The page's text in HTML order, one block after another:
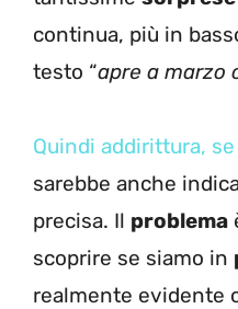
continua, più in
testo “apre a marzo
Quindi addirittura,
sarebbe anche
precisa. Il problema
scoprire se siamo in
realmente evidente